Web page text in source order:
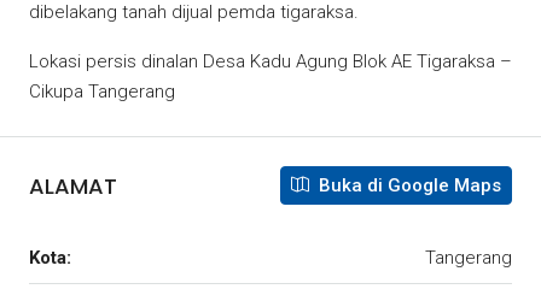
dibelakang tanah dijual pemda tigaraksa.
Lokasi persis dinalan Desa Kadu Agung Blok AE Tigaraksa –
Cikupa Tangerang
ALAMAT Buka di Google Maps
Kota: Tangerang